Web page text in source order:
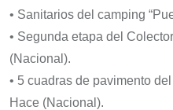
• Sanitarios del camping
• Segunda etapa del
(Nacional).
• 5 cuadras de pavimento
Hace (Nacional).